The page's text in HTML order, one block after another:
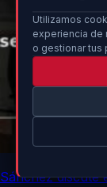
Utilizamos
experiencia de
o gestionar tus
Sánchez discute